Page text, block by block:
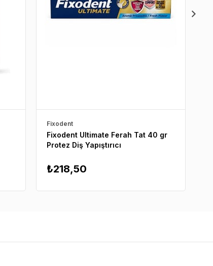
Fixodent
Fixodent Ultimate Ferah Tat 40 gr
Protez Diş Yapıştırıcı
₺218,50